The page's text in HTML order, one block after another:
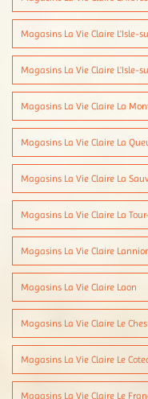
Magasins La Vie Claire L'Isle-
Magasins La Vie Claire L'Isle-
Magasins La Vie Claire La
Magasins La Vie Claire La
Magasins La Vie Claire La
Magasins La Vie Claire La
Magasins La Vie Claire
Magasins La Vie Claire Laon
Magasins La Vie Claire Le
Magasins La Vie Claire Le
Magasins La Vie Claire Le